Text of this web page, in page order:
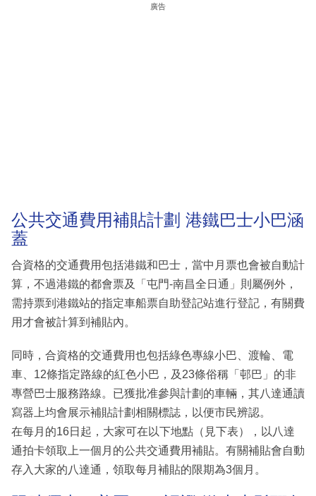
廣告
公共交通費用補貼計劃 港鐵巴士小巴涵
蓋
合資格的交通費用包括港鐵和巴士，當中月票也會被自動計
算，不過港鐵的都會票及「屯門-南昌全日通」則屬例外，
需持票到港鐵站的指定車船票自助登記站進行登記，有關費
用才會被計算到補貼內。
同時，合資格的交通費用也包括綠色專線小巴、渡輪、電
車、12條指定路線的紅色小巴，及23條俗稱「邨巴」的非
專營巴士服務路線。已獲批准參與計劃的車輛，其八達通讀
寫器上均會展示補貼計劃相關標誌，以便市民辨認。
在每月的16日起，大家可在以下地點（見下表），以八達
通拍卡領取上一個月的公共交通費用補貼。有關補貼會自動
存入大家的八達通，領取每月補貼的限期為3個月。